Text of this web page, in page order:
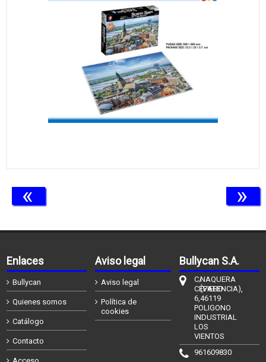
« »
Enlaces
Bullycan
Quienes somos
Catálogo
Contacto
Aviso legal
Aviso legal
Política de
cookies
Bullycan S.A.
C/
CÉFIERO
6,
POLIGONO
INDUSTRIAL
LOS
VIENTOS
NAQUERA
(VALENCIA),
46119
961609830